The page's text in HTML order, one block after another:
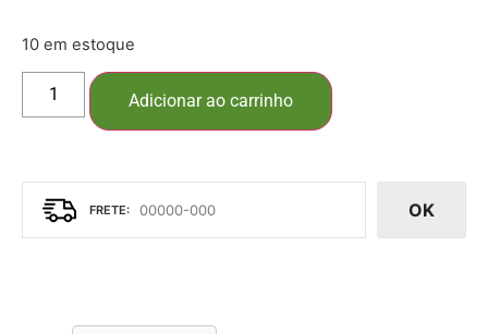
10 em estoque
Adicionar ao carrinho
OK